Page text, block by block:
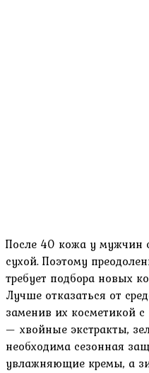
После 40 кожа у мужчин
сухой. Поэтому
требует подбора новых
Лучше отказаться от
заменив их косметикой
— хвойные экстракты,
необходима сезонная
увлажняющие кремы, а